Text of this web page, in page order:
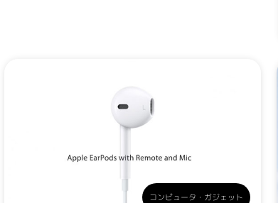
コンピュータ・ガジェット